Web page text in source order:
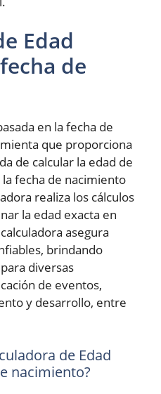
Edad
de
en la fecha de
que proporciona
de calcular la edad de
fecha de nacimiento
realiza los cálculos
la edad exacta en
asegura
brindando
diversas
de eventos,
y desarrollo, entre
de Edad
nacimiento?